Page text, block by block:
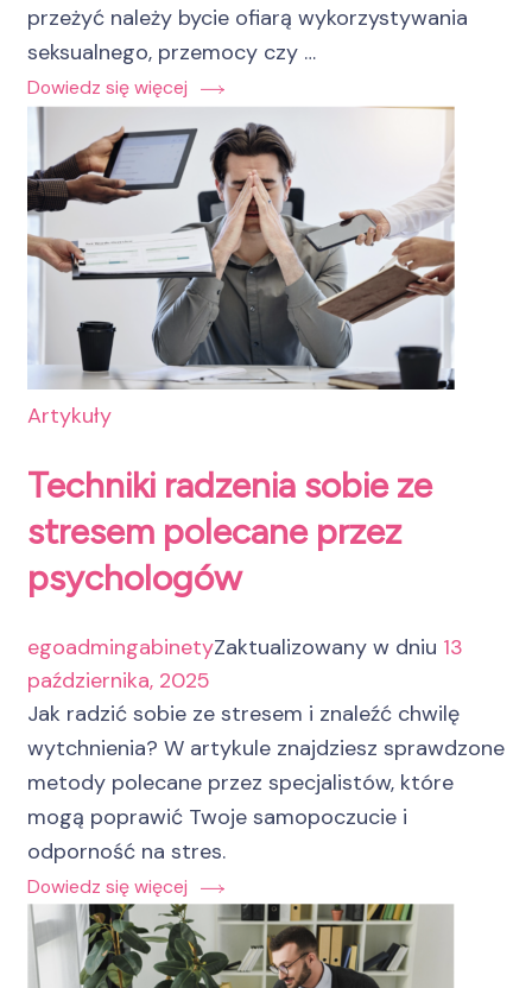
przeżyć należy bycie ofiarą wykorzystywania
seksualnego, przemocy czy …
Dowiedz się więcej
Artykuły
Techniki radzenia sobie ze
stresem polecane przez
psychologów
egoadmingabinetyZaktualizowany w dniu 13
października, 2025
Jak radzić sobie ze stresem i znaleźć chwilę
wytchnienia? W artykule znajdziesz sprawdzone
metody polecane przez specjalistów, które
mogą poprawić Twoje samopoczucie i
odporność na stres.
Dowiedz się więcej